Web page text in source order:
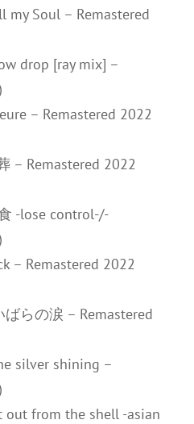
my Soul – Remastered
drop [ray mix] –
– Remastered 2022
– Remastered 2022
-lose control-/-
– Remastered 2022
ばらの涙 – Remastered
silver shining –
out from the shell -asian